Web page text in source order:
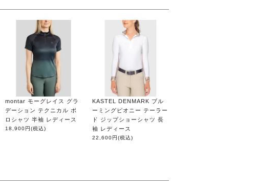
montar モーグレイス グラ
デーション テクニカル ポ
ロシャツ 半袖 レディース
18,900円(税込)
KASTEL DENMARK ブル
ーミングピオニー テーラー
ド ジップショーシャツ 長
袖 レディース
22,600円(税込)